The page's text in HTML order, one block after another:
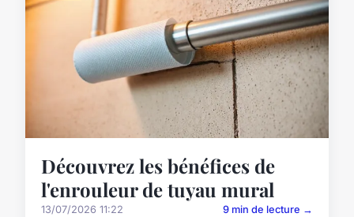
Découvrez les bénéfices de
l'enrouleur de tuyau mural
13/07/2026 11:22 9 min de lecture →